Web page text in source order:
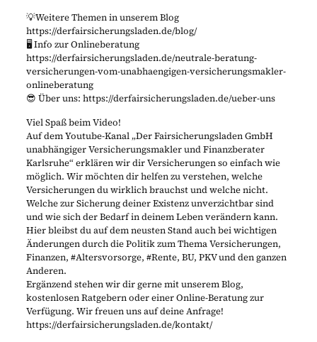
💡Weitere Themen in unserem Blog
https://derfairsicherungsladen.de/blog/
🖥️ Info zur Onlineberatung
https://derfairsicherungsladen.de/neutrale-beratung-
versicherungen-vom-unabhaengigen-versicherungsmakler-
onlineberatung
😎 Über uns: https://derfairsicherungsladen.de/ueber-uns
Viel Spaß beim Video!
Auf dem Youtube-Kanal „Der Fairsicherungsladen GmbH
unabhängiger Versicherungsmakler und Finanzberater
Karlsruhe“ erklären wir dir Versicherungen so einfach wie
möglich. Wir möchten dir helfen zu verstehen, welche
Versicherungen du wirklich brauchst und welche nicht.
Welche zur Sicherung deiner Existenz unverzichtbar sind
und wie sich der Bedarf in deinem Leben verändern kann.
Hier bleibst du auf dem neusten Stand auch bei wichtigen
Änderungen durch die Politik zum Thema Versicherungen,
Finanzen, #Altersvorsorge, #Rente, BU, PKV und den ganzen
Anderen.
Ergänzend stehen wir dir gerne mit unserem Blog,
kostenlosen Ratgebern oder einer Online-Beratung zur
Verfügung. Wir freuen uns auf deine Anfrage!
https://derfairsicherungsladen.de/kontakt/